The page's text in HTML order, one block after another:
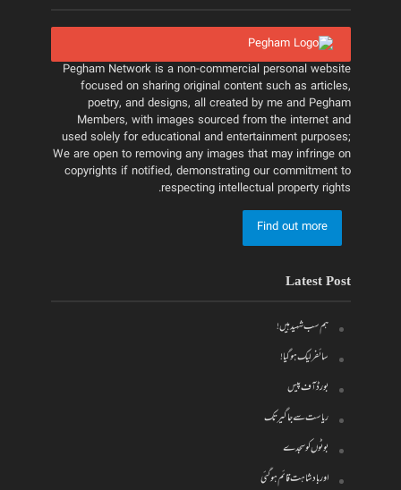
Pegham Network is a non-commercial personal website
focused on sharing original content such as articles,
poetry, and designs, all created by me and Pegham
Members, with images sourced from the internet and
used solely for educational and entertainment purposes;
We are open to removing any images that may infringe on
copyrights if notified, demonstrating our commitment to
respecting intellectual property rights.
Find out more
Latest Post
ہم سب شہید ہیں!
سائفر لیک ہو گیا!
بورڈ آف پیس
ریاست سے جاگیر تک
بوٹوں کو سجدے
اور بادشاہت قائم ہو گئی